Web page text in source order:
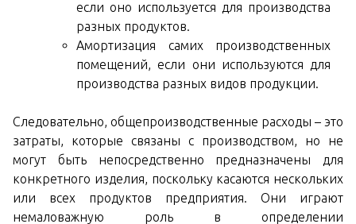
если оно используется для производства
разных продуктов.
Амортизация самих производственных
помещений, если они используются для
производства разных видов продукции.
Следовательно, общепроизводственные расходы – это
затраты, которые связаны с производством, но не
могут быть непосредственно предназначены для
конкретного изделия, поскольку касаются нескольких
или всех продуктов предприятия. Они играют
немаловажную роль в определении